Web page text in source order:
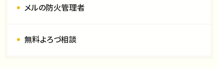
メルの防火管理者
無料よろづ相談